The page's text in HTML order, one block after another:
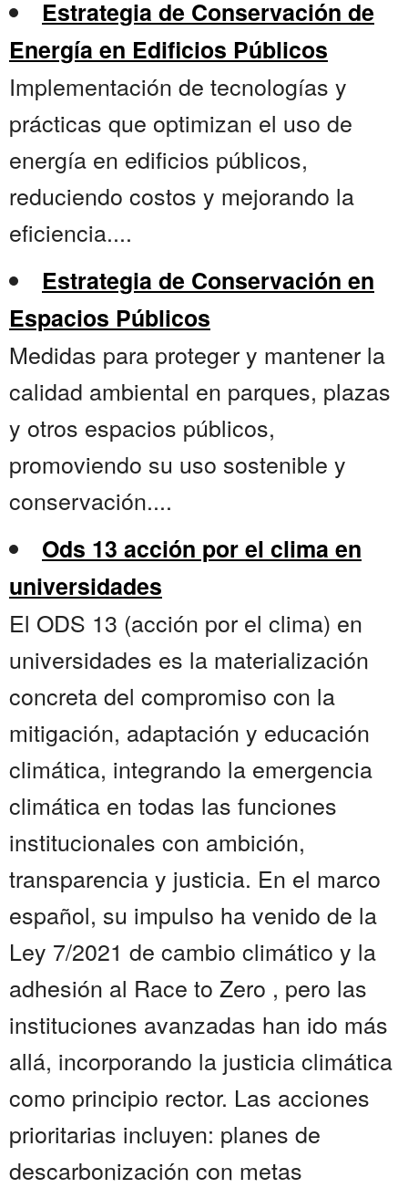
Estrategia de Conservación de
Energía en Edificios Públicos
Implementación de tecnologías y
prácticas que optimizan el uso de
energía en edificios públicos,
reduciendo costos y mejorando la
eficiencia....
Estrategia de Conservación en
Espacios Públicos
Medidas para proteger y mantener la
calidad ambiental en parques, plazas
y otros espacios públicos,
promoviendo su uso sostenible y
conservación....
Ods 13 acción por el clima en
universidades
El ODS 13 (acción por el clima) en
universidades es la materialización
concreta del compromiso con la
mitigación, adaptación y educación
climática, integrando la emergencia
climática en todas las funciones
institucionales con ambición,
transparencia y justicia. En el marco
español, su impulso ha venido de la
Ley 7/2021 de cambio climático y la
adhesión al Race to Zero , pero las
instituciones avanzadas han ido más
allá, incorporando la justicia climática
como principio rector. Las acciones
prioritarias incluyen: planes de
descarbonización con metas